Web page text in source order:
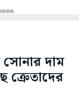
দাম
ক্রেতাদের